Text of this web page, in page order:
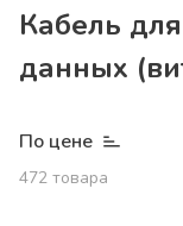
Кабель
данных
По цене
472 товара